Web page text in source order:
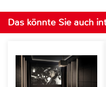
Das könnte Sie auch